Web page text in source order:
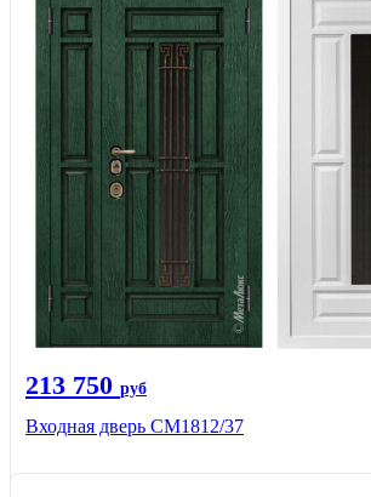
213 750 руб
Входная дверь СМ1812/37